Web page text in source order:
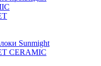
Sunmight
CERAMIC